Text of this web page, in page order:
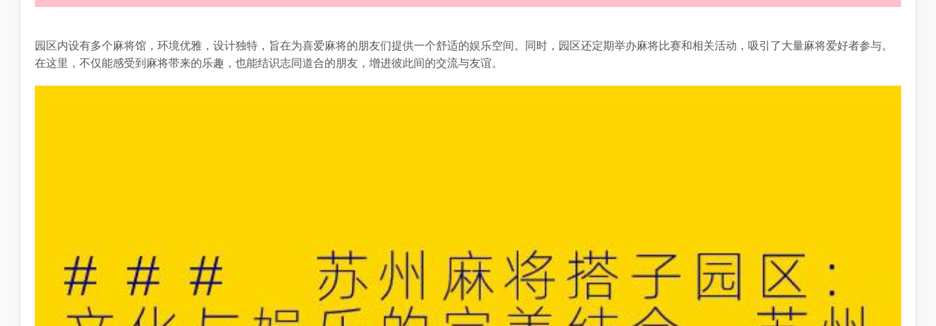
园区内设有多个麻将馆，环境优雅，设计独特，旨在为喜爱麻将的朋友们提供一个舒适的娱乐空间。同时，园区还定期举办麻将比赛和相关活动，吸引了大量麻将爱好者参与。
在这里，不仅能感受到麻将带来的乐趣，也能结识志同道合的朋友，增进彼此间的交流与友谊。